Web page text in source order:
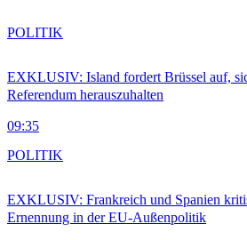
EXKLUSIV: Island fordert Brüssel auf,
Referendum herauszuhalten
09:35
POLITIK
EXKLUSIV: Frankreich und Spanien
Ernennung in der EU-Außenpolitik
POLITIK